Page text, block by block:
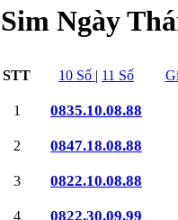
Sim Ngày
STT 10 Số | 11 Số
1
0835.10.08.88
2
0847.18.08.88
3
0822.10.08.88
4
0822.30.09.99